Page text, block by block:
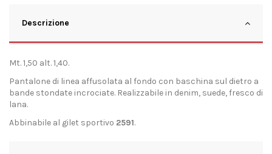
Descrizione
Mt. 1,50 alt. 1,40.
Pantalone di linea affusolata al fondo con baschina sul dietro a
bande stondate incrociate. Realizzabile in denim, suede, fresco di
lana.
Abbinabile al gilet sportivo 2591.